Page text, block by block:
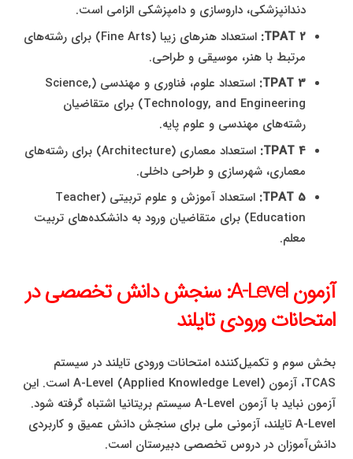
دندانپزشکی، داروسازی و دامپزشکی الزامی است.
TPAT 2:
استعداد هنرهای زیبا (Fine Arts) برای رشته‌های
مرتبط با هنر، موسیقی و طراحی.
TPAT 3:
استعداد علوم، فناوری و مهندسی (Science,
Technology, and Engineering) برای متقاضیان
رشته‌های مهندسی و علوم پایه.
TPAT 4:
استعداد معماری (Architecture) برای رشته‌های
معماری، شهرسازی و طراحی داخلی.
TPAT 5:
استعداد آموزش و علوم تربیتی (Teacher
Education) برای متقاضیان ورود به دانشکده‌های تربیت
معلم.
آزمون A-Level: سنجش دانش تخصصی در
امتحانات ورودی تایلند
بخش سوم و تکمیل‌کننده امتحانات ورودی تایلند در سیستم
TCAS، آزمون A-Level (Applied Knowledge Level) است. این
آزمون نباید با آزمون A-Level سیستم بریتانیا اشتباه گرفته شود.
A-Level تایلند، آزمونی ملی برای سنجش دانش عمیق و کاربردی
دانش‌آموزان در دروس تخصصی دبیرستان است.